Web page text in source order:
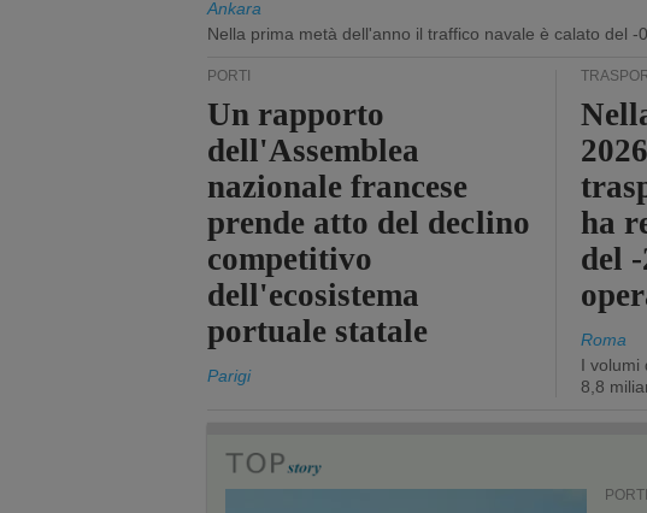
Ankara
Nella prima metà dell'anno il traffico navale è calato del -
PORTI
Un rapporto
dell'Assemblea
nazionale francese
prende atto del declino
competitivo
dell'ecosistema
portuale statale
Parigi
ha
del
Roma
I volumi
8,8
PORTI